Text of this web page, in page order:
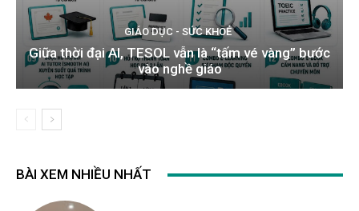
GIÁO DỤC - SỨC KHOẺ
Giữa thời đại AI, TESOL vẫn là “tấm vé vàng” bước
vào nghề giáo
BÀI XEM NHIỀU NHẤT